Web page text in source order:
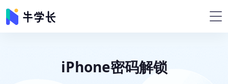
iPhone密码解锁